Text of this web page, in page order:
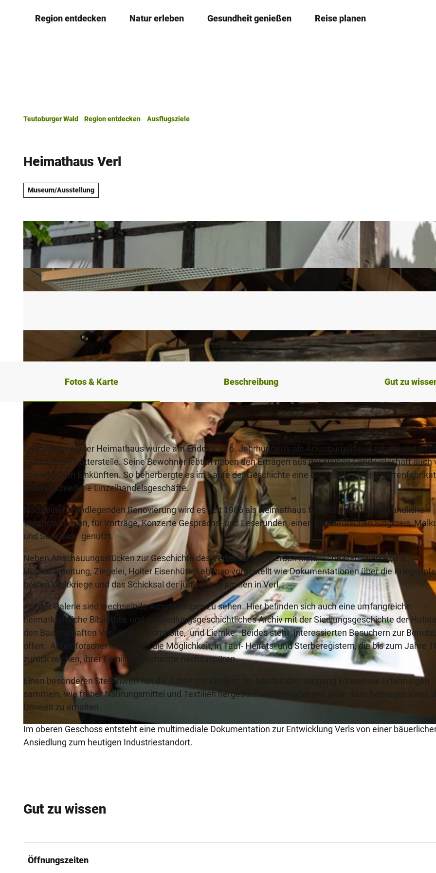
Region entdecken Natur erleben Gesundheit genießen Reise planen
Teutoburger Wald Region entdecken Ausflugsziele
Heimathaus Verl
Museum/Ausstellung
© Teutoburger Wald Tourismus, P. Gawandtka
© Teutoburger Wald Tourismus, P. Gawandtka
Fotos & Karte Beschreibung Gut zu
Das heutige Verler Heimathaus wurde am Ende des 16. Jahrhunderts als Ackerbürgerhaus erbaut und
zunächst als Kötterstelle. Seine Bewohner lebten neben den Erträgen aus der kleinen Landwirtschaft auch
gewerblichen Einkünften. So beherbergte es im Laufe der Geschichte eine Gaststätte, eine
und verschiedene Einzelhandelsgeschäfte.
Nach einer grundlegenden Renovierung wird es seit 1986 als Heimathaus für vielfältige heimatkundliche
Veranstaltungen, für Vorträge, Konzerte Gesprächs- und Leserunden, einen plattdeutschen Singkreis,
und Seminare genutzt.
Neben Anschauungsstücken zur Geschichte des Verler Landes werden historische Handwerke (u.a.
Holzverarbeitung, Ziegelei, Holter Eisenhütte) ebenso vorgestellt wie Dokumentationen über die
beiden Weltkriege und das Schicksal der jüdischen Familien in Verl.
Auf der Galerie sind wechselnde Ausstellungen zu sehen. Hier befinden sich auch eine umfangreiche
heimatkundliche Bibliothek und ein siedlungsgeschichtliches Archiv mit der Siedlungsgeschichte der
den Bauerschaften Verl, Sende, Bornholte, und Liemke. Beides steht interessierten Besuchern zur
offen. Ahnenforscher finden hier die Möglichkeit, in Tauf- Heirats- und Sterberegistern, die bis zum Jahre
zurück reichen, ihrer Familiengeschichte nachzuspüren.
Einen besonderen Stellenwert hat die Arbeit mit Kindern. Im handelnden Umgang können sie Erfahrungen
sammeln, wie früher Nahrungsmittel und Textilien hergestellt wurden oder wie jeder dazu beitragen kann,
Umwelt zu erhalten.
Im oberen Geschoss entsteht eine multimediale Dokumentation zur Entwicklung Verls von einer
Ansiedlung zum heutigen Industriestandort.
Gut zu wissen
Öffnungszeiten